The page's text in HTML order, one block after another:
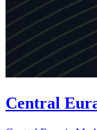
Central